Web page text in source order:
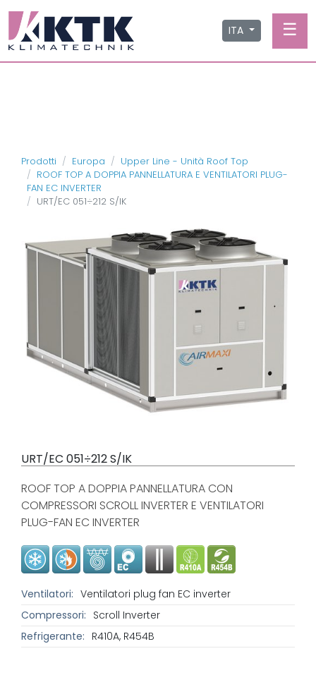
ITA ☰
Prodotti Europa
Upper Line - Unità Roof Top
ROOF TOP A DOPPIA PANNELLATURA E VENTILATORI PLUG-
FAN EC INVERTER
URT/EC 051÷212 S/IK
URT/EC 051÷212 S/IK
ROOF TOP A DOPPIA PANNELLATURA CON
COMPRESSORI SCROLL INVERTER E VENTILATORI
PLUG-FAN EC INVERTER
Ventilatori: Ventilatori plug fan EC inverter
Compressori: Scroll Inverter
Refrigerante: R410A, R454B